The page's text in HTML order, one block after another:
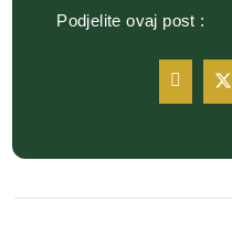
Podjelite ovaj post :